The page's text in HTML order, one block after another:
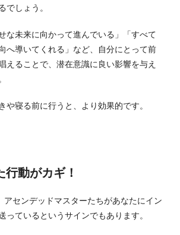
でしょう。
な未来に向かって進んでいる」「すべて
へ導いてくれる」など、自分にとって前
えることで、潜在意識に良い影響を与え
や寝る前に行うと、より効果的です。
行動がカギ！
アセンデッドマスターたちがあなたにイン
っているというサインでもあります。